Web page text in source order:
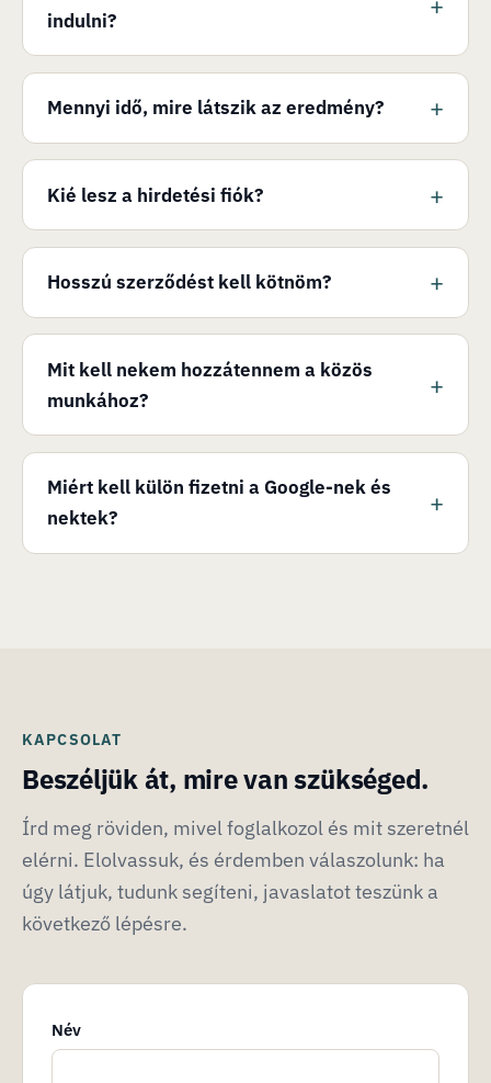
indulni?
Mennyi idő, mire látszik az eredmény?
Kié lesz a hirdetési fiók?
Hosszú szerződést kell kötnöm?
Mit kell nekem hozzátennem a közös
munkához?
Miért kell külön fizetni a Google-nek és
nektek?
KAPCSOLAT
Beszéljük át, mire van szükséged.
Írd meg röviden, mivel foglalkozol és mit szeretnél
elérni. Elolvassuk, és érdemben válaszolunk: ha
úgy látjuk, tudunk segíteni, javaslatot teszünk a
következő lépésre.
Név